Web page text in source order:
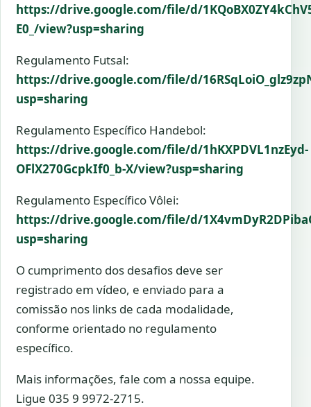
https://drive.google.com/file/d/
E0_/view?usp=sharing
Regulamento Futsal:
https://drive.google.com/file/d/
usp=sharing
Regulamento Específico Handebol:
https://drive.google.com/file/d/1hKXPDVL1nzEyd-
OFlX270GcpkIf0_b-X/view?usp=sharing
Regulamento Específico Vôlei:
https://drive.google.com/file/d/
usp=sharing
O cumprimento dos desafios deve ser
registrado em vídeo, e enviado para a
comissão nos links de cada modalidade,
conforme orientado no regulamento
específico.
Mais informações, fale com a nossa equipe.
Ligue 035 9 9972-2715.